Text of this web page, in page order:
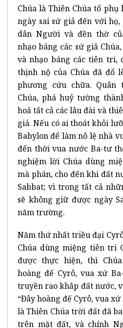
Chúa là Thiên Chúa tổ
ngày sai sứ giả đến với
dân Người và đền thờ
nhạo báng các sứ giả
và nhạo báng các tiên tri,
thịnh nộ của Chúa đã đổ
phương cứu chữa.
Chúa, phá huỷ tường
hoả tất cả các lâu đài và
giá. Nếu có ai thoát khỏi
Babylon để làm nô lệ nhà
đến thời vua nước Ba-tư
nghiệm lời Chúa dùng
mà phán, cho đến khi đất
Sabbat; vì trong tất cả
sẽ không giữ được ngày
năm trường.
Năm thứ nhất triều đại
Chúa dùng miệng tiên tri
được thực hiện, thì
hoàng đế Cyrô, vua xứ
truyền rao khắp đất nước,
“Ðây hoàng đế Cyrô, vua
là Thiên Chúa trời đất đã
trên mặt đất, và chính